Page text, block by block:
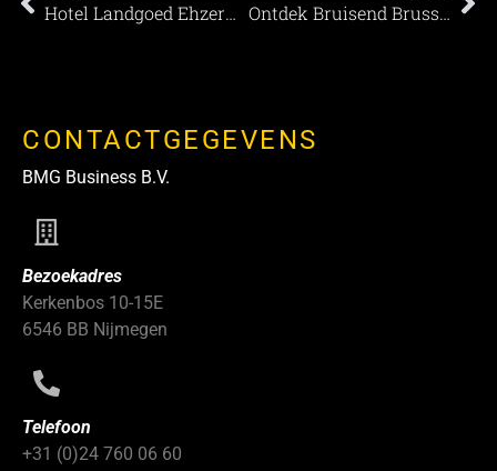
Hotel Landgoed Ehzerwold: Natuurlijk goed! Ontdek Bruisend Brussel met Visit Brussels en Mister Everywhere
CONTACTGEGEVENS
BMG Business B.V.
Bezoekadres
Kerkenbos 10-15E
6546 BB Nijmegen
Telefoon
+31 (0)24 760 06 60